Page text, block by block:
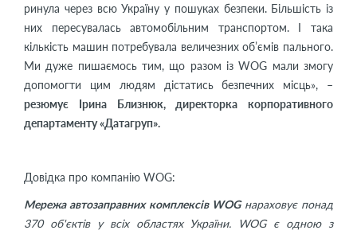
ринула через всю Україну у пошуках безпеки. Більшість із
них пересувалась автомобільним транспортом. І така
кількість машин потребувала величезних об’ємів пального.
Ми дуже пишаємось тим, що разом із WOG мали змогу
допомогти цим людям дістатись безпечних місць», –
резюмує Ірина Близнюк, директорка корпоративного
департаменту «Датагруп».
Довідка про компанію WOG:
Мережа автозаправних комплексів WOG нараховує понад
370 об'єктів у всіх областях України. WOG є одною з